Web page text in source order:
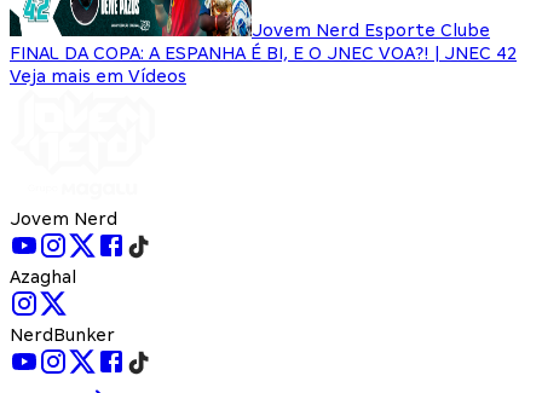
Jovem Nerd Esporte Clube
FINAL DA COPA: A ESPANHA É BI, E O JNEC VOA?! | JNEC 42
Veja mais em Vídeos
Jovem Nerd
Azaghal
NerdBunker